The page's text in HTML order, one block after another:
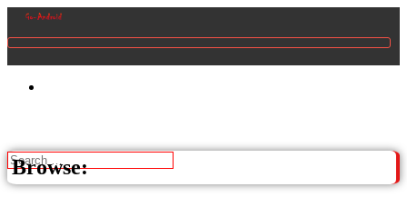
Browse: